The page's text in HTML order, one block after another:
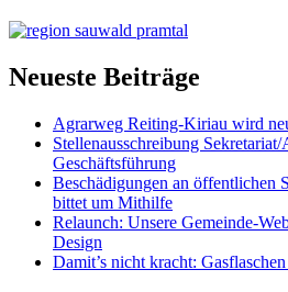
Neueste Beiträge
Agrarweg Reiting-Kiriau wird
Stellenausschreibung Sekretariat/
Geschäftsführung
Beschädigungen an öffentlichen
bittet um Mithilfe
Relaunch: Unsere Gemeinde-
Design
Damit’s nicht kracht: